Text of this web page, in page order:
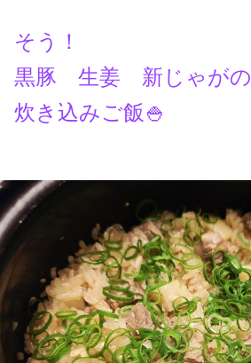
そう！
黒豚 生姜 新じゃがの
炊き込みご飯🍚